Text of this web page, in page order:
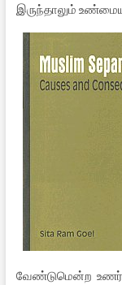
இருந்தாலும்
வேண்டுமென்ற